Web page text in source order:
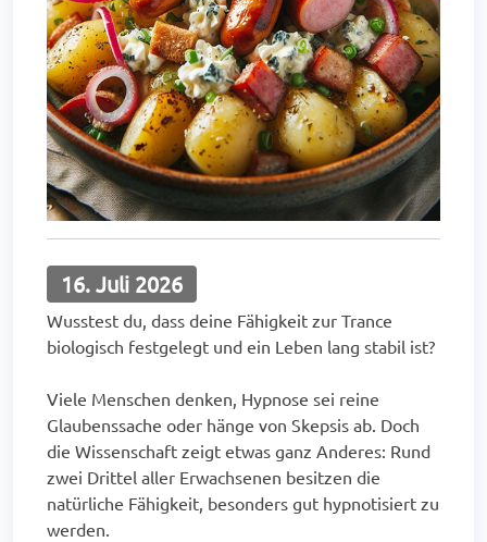
16. Juli 2026
Wusstest du, dass deine Fähigkeit zur Trance
biologisch festgelegt und ein Leben lang stabil ist?
Viele Menschen denken, Hypnose sei reine
Glaubenssache oder hänge von Skepsis ab. Doch
die Wissenschaft zeigt etwas ganz Anderes: Rund
zwei Drittel aller Erwachsenen besitzen die
natürliche Fähigkeit, besonders gut hypnotisiert zu
werden.